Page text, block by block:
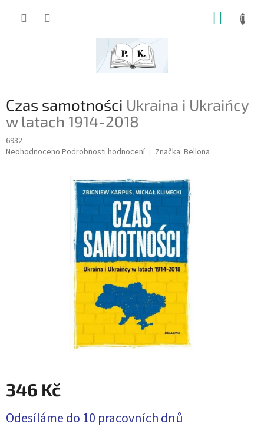
Czas samotności Ukraina i Ukraińcy
w latach 1914-2018
6932
Průměrné
Neohodnoceno Podrobnosti hodnocení Značka: Bellona
346 Kč
cena:
Odesíláme do 10 pracovních dnů